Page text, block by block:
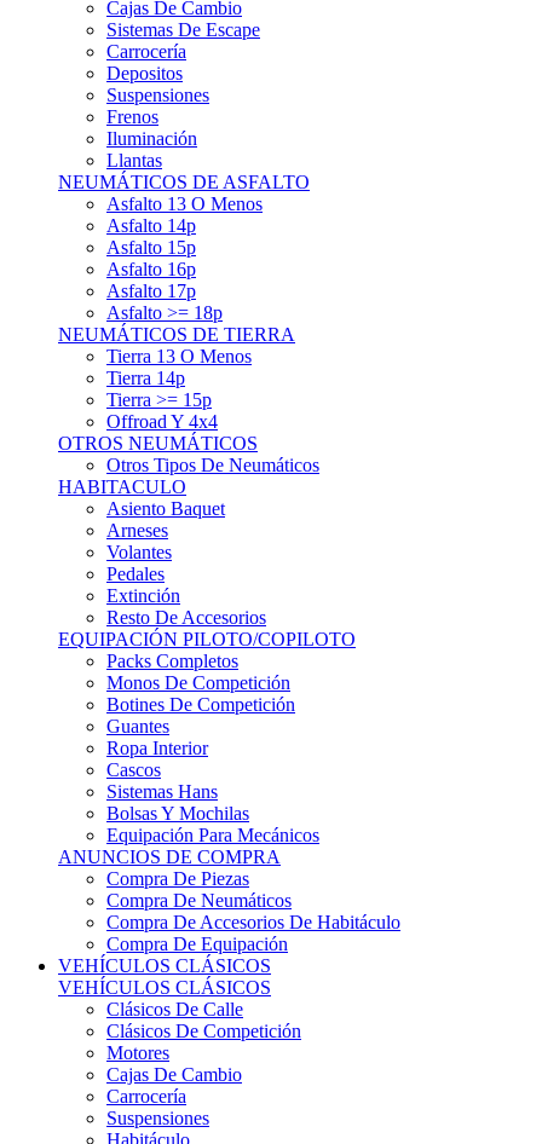
Cajas De Cambio
Sistemas De Escape
Carrocería
Depositos
Suspensiones
Frenos
Iluminación
Llantas
NEUMÁTICOS DE ASFALTO
Asfalto 13 O Menos
Asfalto 14p
Asfalto 15p
Asfalto 16p
Asfalto 17p
Asfalto >= 18p
NEUMÁTICOS DE TIERRA
Tierra 13 O Menos
Tierra 14p
Tierra >= 15p
Offroad Y 4x4
OTROS NEUMÁTICOS
Otros Tipos De Neumáticos
HABITACULO
Asiento Baquet
Arneses
Volantes
Pedales
Extinción
Resto De Accesorios
EQUIPACIÓN PILOTO/COPILOTO
Packs Completos
Monos De Competición
Botines De Competición
Guantes
Ropa Interior
Cascos
Sistemas Hans
Bolsas Y Mochilas
Equipación Para Mecánicos
ANUNCIOS DE COMPRA
Compra De Piezas
Compra De Neumáticos
Compra De Accesorios De Habitáculo
Compra De Equipación
VEHÍCULOS CLÁSICOS
VEHÍCULOS CLÁSICOS
Clásicos De Calle
Clásicos De Competición
Motores
Cajas De Cambio
Carrocería
Suspensiones
Habitáculo